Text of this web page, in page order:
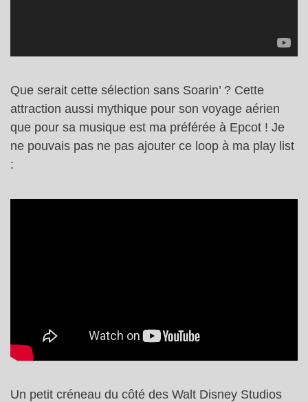
Que serait cette sélection sans Soarin’ ? Cette
attraction aussi mythique pour son voyage aérien
que pour sa musique est ma préférée à Epcot ! Je
ne pouvais pas ne pas ajouter ce loop à ma play list
:
Un petit créneau du côté des Walt Disney Studios